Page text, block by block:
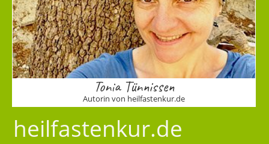
Tonia Tünnissen
Autorin von heilfastenkur.de
heilfastenkur.de